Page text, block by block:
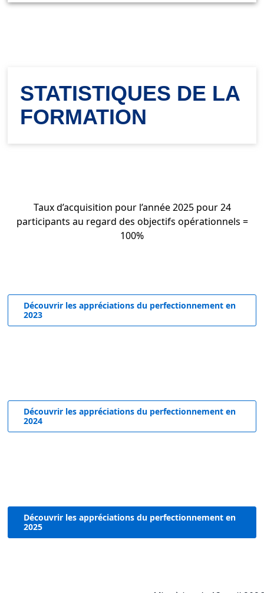
STATISTIQUES DE LA
FORMATION
Taux d’acquisition pour l’année 2025 pour 24
participants au regard des objectifs opérationnels =
100%
Découvrir les appréciations du perfectionnement en
2023
Découvrir les appréciations du perfectionnement en
2024
Découvrir les appréciations du perfectionnement en
2025